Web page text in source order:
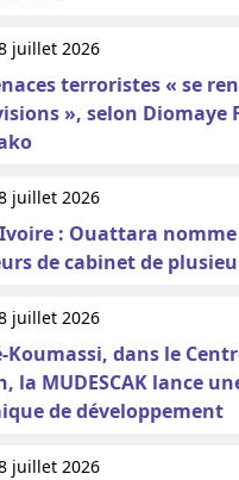
juillet 2026
terroristes « se
», selon Diomaye
juillet 2026
: Ouattara
de cabinet de
juillet 2026
Koumassi, dans le
la MUDESCAK lance
de développement
juillet 2026